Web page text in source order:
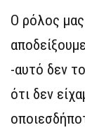
Ο ρόλος μας
-αυτό δεν
ότι δεν